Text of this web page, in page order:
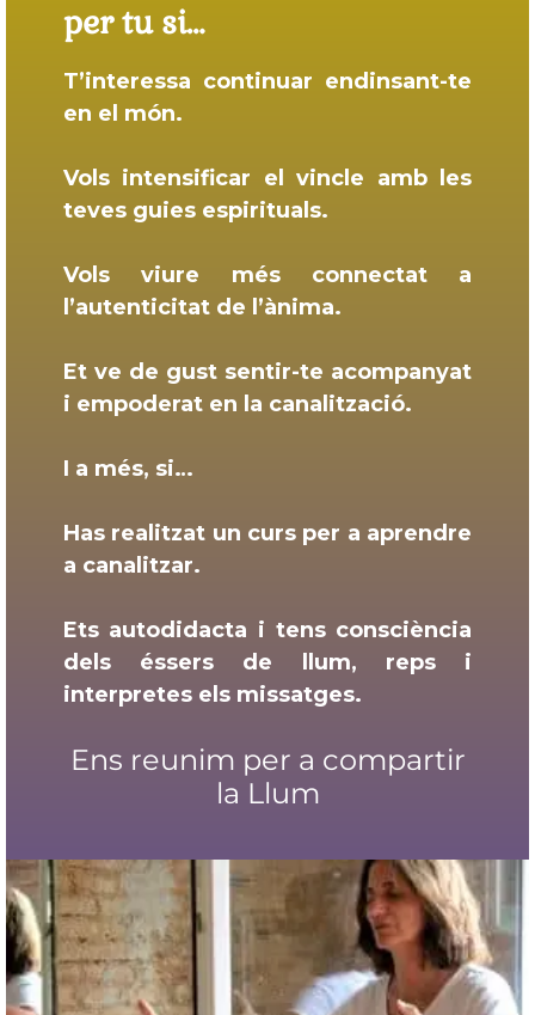
per tu si…
T’interessa continuar endinsant-te
en el món.
Vols intensificar el vincle amb les
teves guies espirituals.
Vols viure més connectat a
l’autenticitat de l’ànima.
Et ve de gust sentir-te acompanyat
i empoderat en la canalització.
I a més, si…
Has realitzat un curs per a aprendre
a canalitzar.
Ets autodidacta i tens consciència
dels éssers de llum, reps i
interpretes els missatges.
Ens reunim per a compartir
la Llum